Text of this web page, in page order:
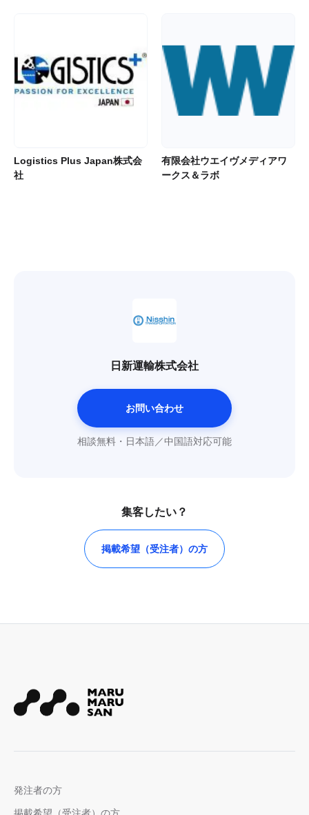
Logistics Plus Japan株式会
社
有限会社ウエイヴメディアワ
ークス＆ラボ
日新運輸株式会社
お問い合わせ
相談無料・日本語／中国語対応可能
集客したい？
掲載希望（受注者）の方
発注者の方